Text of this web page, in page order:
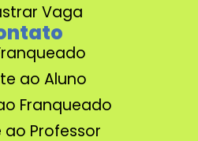
Vaga
ao Aluno
Franqueado
ao Professor